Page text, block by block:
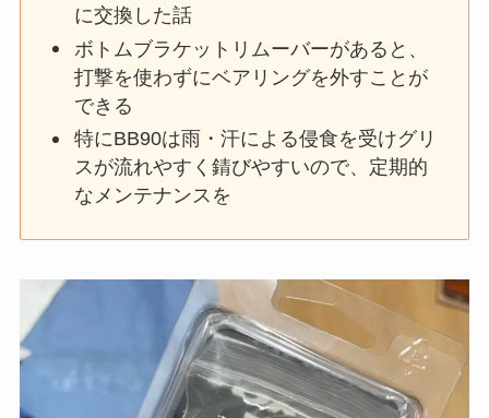
に交換した話
ボトムブラケットリムーバーがあると、
打撃を使わずにベアリングを外すことが
できる
特にBB90は雨・汗による侵食を受けグリ
スが流れやすく錆びやすいので、定期的
なメンテナンスを